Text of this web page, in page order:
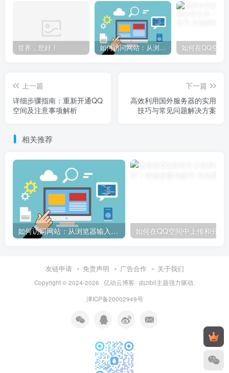
世界，您好！ 如何访问网站：从浏览器输入到页面加载的完整步骤详解
上一篇
详细步骤指南：重新开通QQ
空间及注意事项解析
下一篇
高效利用国外服务器的实用
技巧与常见问题解决方案
相关推荐
如何访问网站：从浏览器输入到页面加载的完整步骤详解
友链申请 免责声明 广告合作 关于我们
Copyright © 2024-2026 · 亿动云博客 · 由zibll主题强力驱动.
津ICP备20002949号